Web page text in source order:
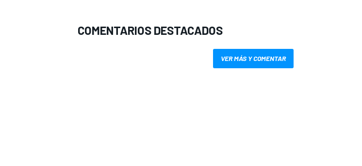
COMENTARIOS DESTACADOS
VER MÁS Y COMENTAR